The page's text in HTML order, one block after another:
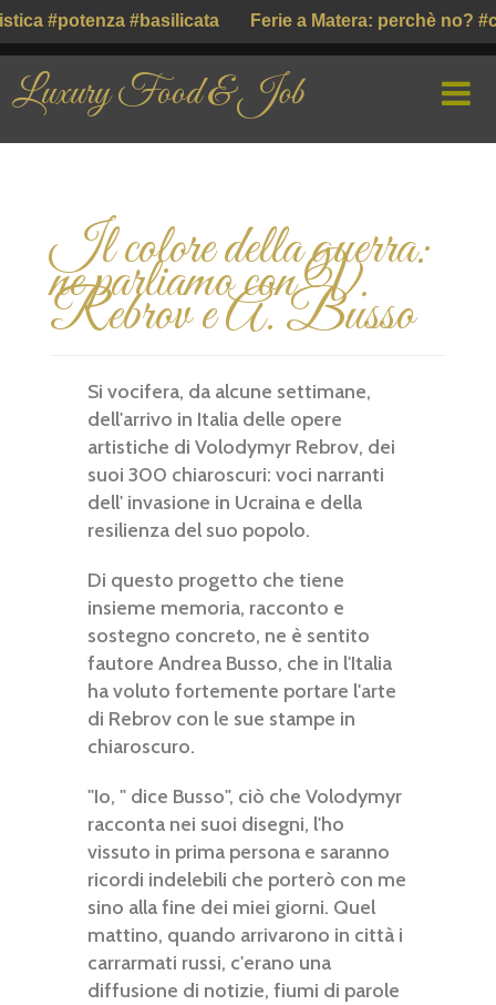
#potenza #basilicata Ferie a Matera: perchè no?
Luxury Food & Job
CHI SIAMO
PROFILE COMPANY
GUSTO ITALIANO ( ІТАЛІЙСЬКИЙ СМАК )
Il colore della guerra:
ne parliamo con V.
Rebrov e A. Busso
Si vocifera, da alcune settimane,
dell'arrivo in Italia delle opere
artistiche di Volodymyr Rebrov, dei
suoi 300 chiaroscuri: voci narranti
dell' invasione in Ucraina e della
resilienza del suo popolo.
Di questo progetto che tiene
insieme memoria, racconto e
sostegno concreto, ne è sentito
fautore Andrea Busso, che in l'Italia
ha voluto fortemente portare l'arte
di Rebrov con le sue stampe in
chiaroscuro.
"Io, " dice Busso", ciò che Volodymyr
racconta nei suoi disegni, l'ho
vissuto in prima persona e saranno
ricordi indelebili che porterò con me
sino alla fine dei miei giorni. Quel
mattino, quando arrivarono in città i
carrarmati russi, c'erano una
diffusione di notizie, fiumi di parole